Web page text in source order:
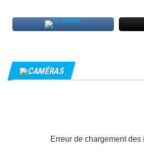
CAMÉRAS
Erreur de chargement des